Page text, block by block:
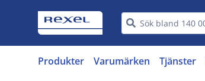
Produkter Varumärken Tjänster